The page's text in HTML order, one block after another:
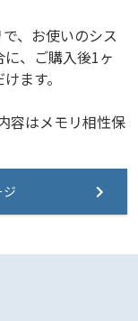
、お使いのシス
、ご購入後1ヶ
ます。
容はメモリ相性保